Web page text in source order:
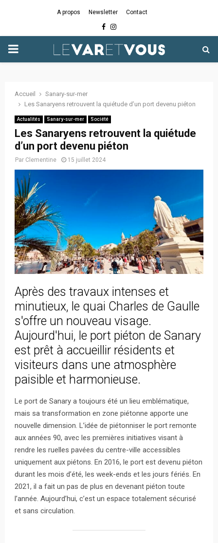
A propos Newsletter Contact
Facebook
Instagram
PRIMARY
Accueil
Sanary-sur-mer
Les Sanaryens retrouvent la quiétude d’un port devenu piéton
Actualités Sanary-sur-mer Société
Les Sanaryens retrouvent la quiétude
d’un port devenu piéton
Par Clementine 15 juillet 2024
Après des travaux intenses et
minutieux, le quai Charles de Gaulle
s'offre un nouveau visage.
Aujourd'hui, le port piéton de Sanary
est prêt à accueillir résidents et
visiteurs dans une atmosphère
paisible et harmonieuse.
Le port de Sanary a toujours été un lieu emblématique,
mais sa transformation en zone piétonne apporte une
nouvelle dimension. L’idée de piétonniser le port remonte
aux années 90, avec les premières initiatives visant à
rendre les ruelles pavées du centre-ville accessibles
uniquement aux piétons. En 2016, le port est devenu piéton
durant les mois d’été, les week-ends et les jours fériés. En
2021, il a fait un pas de plus en devenant piéton toute
l’année. Aujourd’hui, c’est un espace totalement sécurisé
et sans circulation.